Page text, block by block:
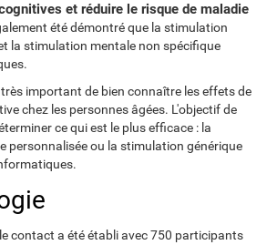
et réduire le risque de maladie
été démontré que la stimulation
la stimulation mentale non spécifique
important de bien connaître les effets de
chez les personnes âgées. L'objectif de
ce qui est le plus efficace : la
personnalisée ou la stimulation générique
contact a été établi avec 750 participants